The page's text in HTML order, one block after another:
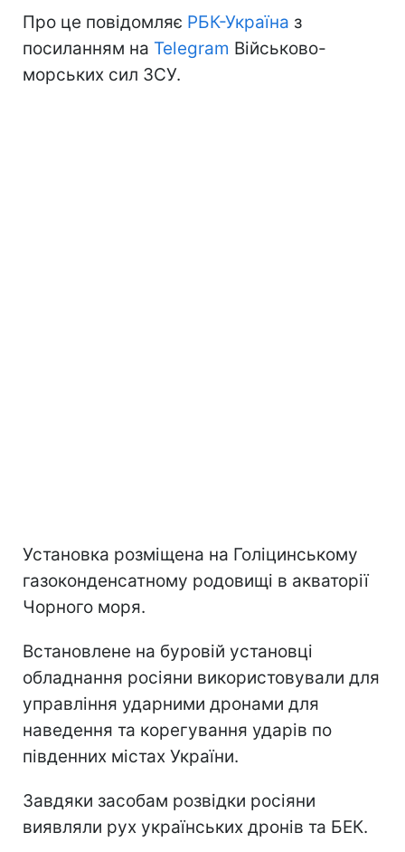
Про це повідомляє РБК-Україна з
посиланням на Telegram Військово-
морських сил ЗСУ.
Установка розміщена на Голіцинському
газоконденсатному родовищі в акваторії
Чорного моря.
Встановлене на буровій установці
обладнання росіяни використовували для
управління ударними дронами для
наведення та корегування ударів по
південних містах України.
Завдяки засобам розвідки росіяни
виявляли рух українських дронів та БЕК.